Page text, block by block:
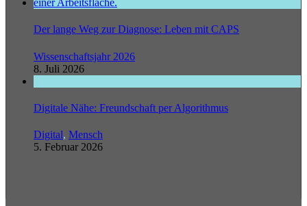
Der lange Weg zur Diagnose: Leben mit CAPS
Wissenschaftsjahr 2026
8. Juli 2026
Digitale Nähe: Freundschaft per Algorithmus
Digital, Mensch
5. Februar 2026